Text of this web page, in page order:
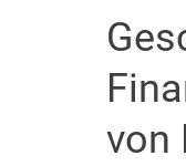
von